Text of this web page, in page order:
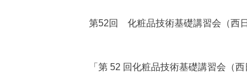
第52回 化粧品技術基礎講習会（西日
「第 52 回化粧品技術基礎講習会（